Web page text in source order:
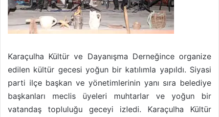
Karaçulha Kültür ve Dayanışma Derneğince organize
edilen kültür gecesi yoğun bir katılımla yapıldı. Siyasi
parti ilçe başkan ve yönetimlerinin yanı sıra belediye
başkanları meclis üyeleri muhtarlar ve yoğun bir
vatandaş topluluğu geceyi izledi. Karaçulha Kültür